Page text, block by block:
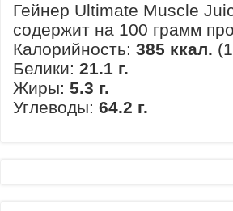
Гейнер Ultimate Muscle
содержит на 100 грамм
Калорийность: 385 ккал.
Белики: 21.1 г.
Жиры: 5.3 г.
Углеводы: 64.2 г.